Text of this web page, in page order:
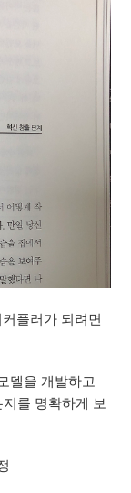
플러가 되려면
델을 개발하고
를 명확하게 보